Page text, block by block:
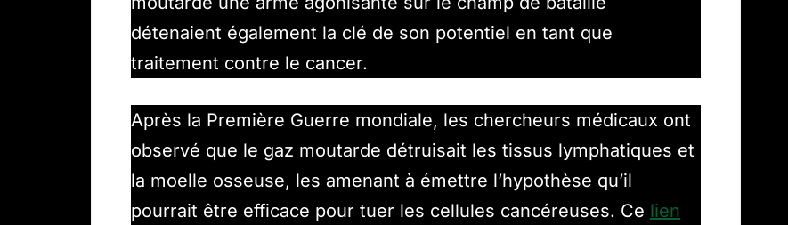
détenaient également la clé de son potentiel en tant que
traitement contre le cancer.
Après la Première Guerre mondiale, les chercheurs médicaux ont
observé que le gaz moutarde détruisait les tissus lymphatiques et
la moelle osseuse, les amenant à émettre l’hypothèse qu’il
pourrait être efficace pour tuer les cellules cancéreuses. Ce lien